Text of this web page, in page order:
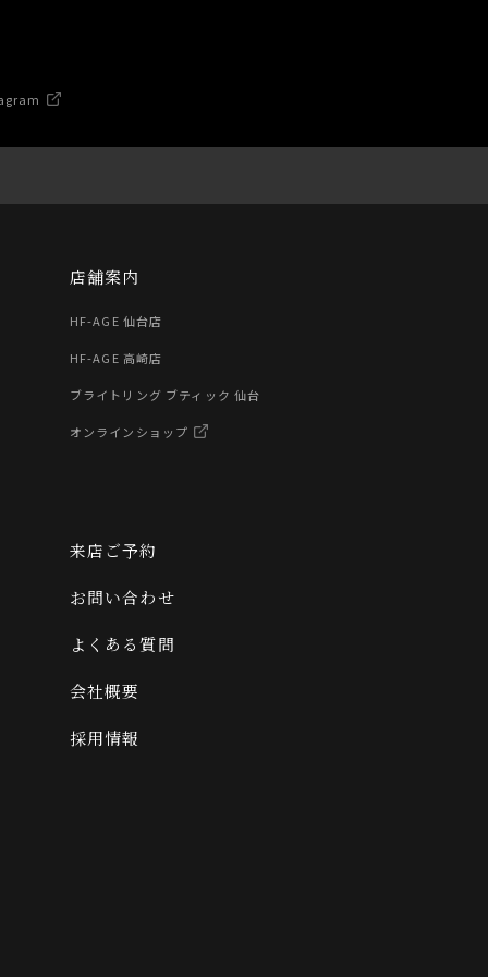
店舗案内
HF-AGE 仙台店
HF-AGE 高崎店
ブライトリング ブティック 仙台
オンラインショップ
来店ご予約
お問い合わせ
よくある質問
会社概要
採用情報